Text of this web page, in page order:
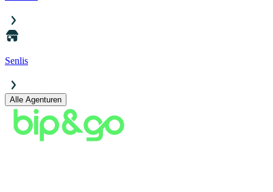
Senlis
Alle Agenturen